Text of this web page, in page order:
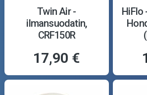
Twin Air -
ilmansuodatin,
CRF150R
17,90 €
HiFlo